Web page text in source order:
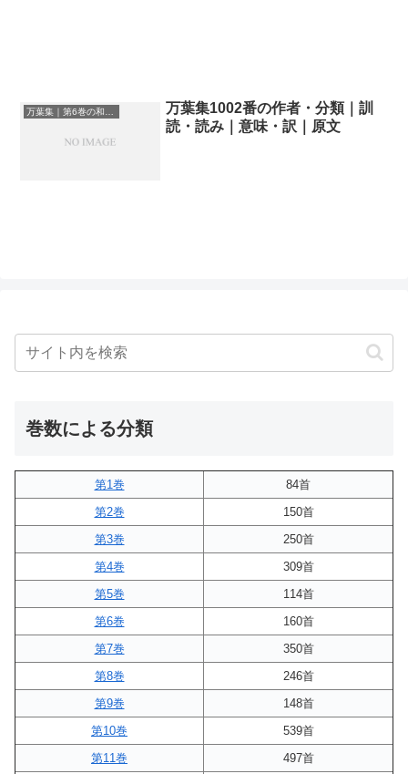
万葉集1002番の作者・分類｜訓
読・読み｜意味・訳｜原文
巻数による分類
第1巻
84首
第2巻
150首
第3巻
250首
第4巻
309首
第5巻
114首
第6巻
160首
第7巻
350首
第8巻
246首
第9巻
148首
第10巻
539首
第11巻
497首